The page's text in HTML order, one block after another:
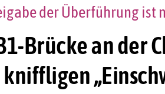
Brücke an der
der Überführung ist